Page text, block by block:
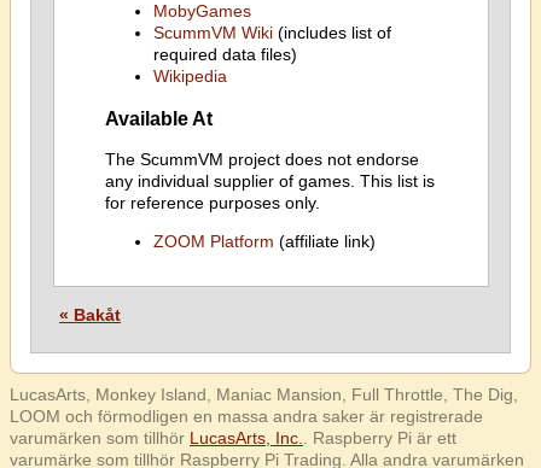
MobyGames
ScummVM Wiki(includes list of
required data files)
Wikipedia
Available At
The ScummVM project does not endorse
any individual supplier of games. This list is
for reference purposes only.
ZOOM Platform (affiliate link)
« Bakåt
LucasArts, Monkey Island, Maniac Mansion, Full Throttle, The Dig,
LOOM och förmodligen en massa andra saker är registrerade
varumärken som tillhör LucasArts, Inc.
. Raspberry Pi är ett
varumärke som tillhör Raspberry Pi Trading. Alla andra varumärken